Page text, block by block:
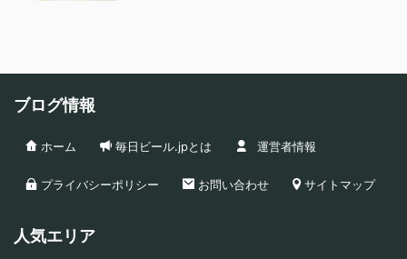
ブログ情報
ホーム 毎日ビール.jpとは 運営者情報
プライバシーポリシー お問い合わせ サイトマップ
人気エリア